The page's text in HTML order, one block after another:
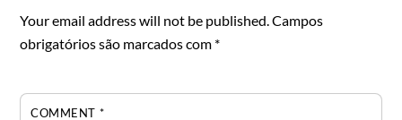
Your email address will not be published.Campos
obrigatórios são marcados com *
COMMENT *